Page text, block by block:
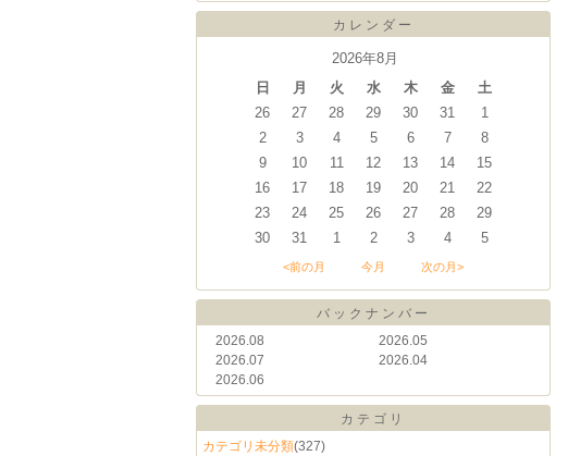
カレンダー
2026年8月
日
月 火 水 木 金
土
26
27 28 29 30 31
1
2
3 4 5 6 7
8
9
10 11 12 13 14
15
16
17 18 19 20 21
22
23
24 25 26 27 28
29
30
31 1 2 3 4 5
<前の月 今月 次の月>
バックナンバー
2026.08
2026.07
2026.06
2026.05
2026.04
カテゴリ
カテゴリ未分類(327)